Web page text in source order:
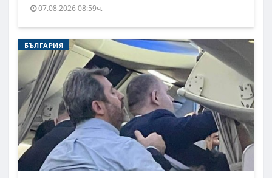
07.08.2026 08:59ч.
БЪЛГАРИЯ